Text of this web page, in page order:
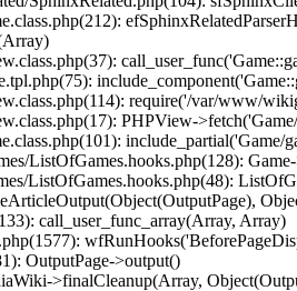
require('/var/www/
PHPView-
include_partial('Game/
ListOfGames.hooks.php(128):
ListOfGames.hooks.php(48):
call_user_func_array(Array, Array)
OutputPage->output()
>finalCleanup(Array,